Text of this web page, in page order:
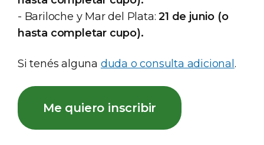
- Bariloche y Mar del Plata:21 de junio (o
hasta completar cupo).
Si tenés alguna duda o consulta adicional .
Me quiero inscribir